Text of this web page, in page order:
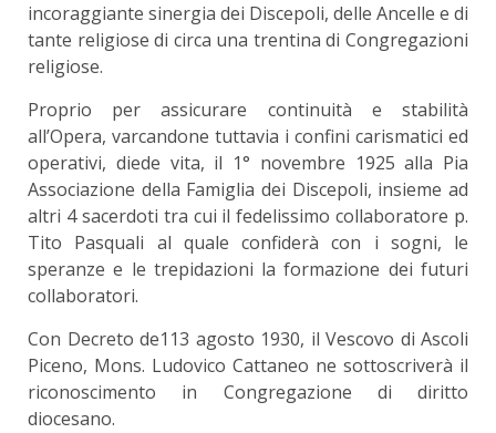
incoraggiante sinergia dei Discepoli, delle Ancelle e di
tante religiose di circa una trentina di Congregazioni
religiose.
Proprio per assicurare continuità e stabilità
all’Opera, varcandone tuttavia i confini carismatici ed
operativi, diede vita, il 1° novembre 1925 alla Pia
Associazione della Famiglia dei Discepoli, insieme ad
altri 4 sacerdoti tra cui il fedelissimo collaboratore p.
Tito Pasquali al quale confiderà con i sogni, le
speranze e le trepidazioni la formazione dei futuri
collaboratori.
Con Decreto de113 agosto 1930, il Vescovo di Ascoli
Piceno, Mons. Ludovico Cattaneo ne sottoscriverà il
riconoscimento in Congregazione di diritto
diocesano.